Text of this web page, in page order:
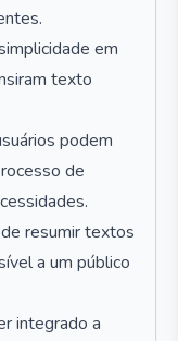
em
texto
podem
de
resumir textos
a um público
integrado a